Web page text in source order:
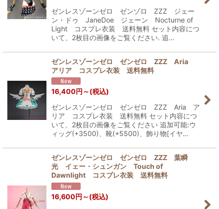
ゼンレスゾーンゼロ ゼンゾロ ZZZ ジェー
ン・ドゥ JaneDoe ジェーン Nocturne of
Light コスプレ衣装 送料無料 セット内容につ
いて、2枚目の画像をご覧ください. 追…
ゼンレスゾーンゼロ ゼンゼロ ZZZ Aria
アリア コスプレ衣装 送料無料
16,400円 ～(税込)
ゼンレスゾーンゼロ ゼンゼロ ZZZ Aria ア
リア コスプレ衣装 送料無料 セット内容につ
いて、2枚目の画像をご覧ください 追加可能:ウ
ィッグ(+3500)、靴(+5500)、飾り物[イヤ…
ゼンレスゾーンゼロ ゼンゼロ ZZZ 葉瞬
光 イェー・シュンガン Touch of
Dawnlight コスプレ衣装 送料無料
16,600円 ～(税込)